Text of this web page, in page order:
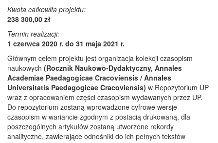
Kwota całkowita projektu:
238 300,00 zł
Termin realizacji:
1 czerwca 2020 r. do 31 maja 2021 r.
Głównym celem projektu jest organizacja kolekcji czasopism
naukowych (Rocznik Naukowo-Dydaktyczny, Annales
Academiae Paedagogicae Cracoviensis / Annales
Universitatis Paedagogicae Cracoviensis) w Repozytorium UP
wraz z opracowaniem części czasopism wydawanych przez UP.
Do repozytorium zostaną wprowadzone cyfrowe wersje
czasopism w wariancie zgodnym z postacią drukowaną, dla
poszczególnych artykułów zostaną utworzone rekordy
analityczne, zawierające odnośniki do ich pełnych tekstów